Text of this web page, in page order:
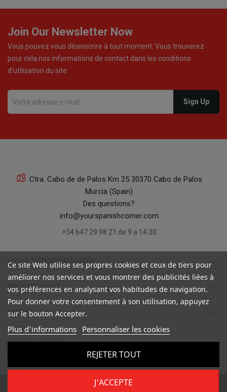
Join Our Newsletter Now
Vous pouvez vous désinscrire à tout moment. Vous trouverez
pour cela nos informations de contact dans les conditions
d'utilisation du site.
Ctra. Cabo de de Palos Km 25 30370 Cabo de Palos
Murcia (Spain)
Des questions?
info@yourspanishcorner.com
+34 647 29 98 21 de 9 a 14:30
LIENS PERSONNALISÉS keyboard_arrow_down
MY ACCOUNT keyboard_arrow_down
NOTES
INFORMATIONS 
Ce site Web utilise ses propres cookies et ceux de tiers pour
améliorer nos services et vous montrer des publicités liées à
vos préférences en analysant vos habitudes de navigation.
Pour donner votre consentement à son utilisation, appuyez
sur le bouton Accepter.
Plus d'informations Personnaliser les cookies
REJETER TOUT
J'ACCEPTE
Your Spanish Corner. Todos los derechos reservados